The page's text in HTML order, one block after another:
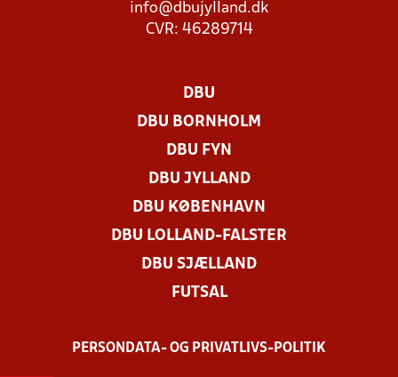
info@dbujylland.dk
CVR: 46289714
DBU
DBU BORNHOLM
DBU FYN
DBU JYLLAND
DBU KØBENHAVN
DBU LOLLAND-FALSTER
DBU SJÆLLAND
FUTSAL
PERSONDATA- OG PRIVATLIVS-POLITIK